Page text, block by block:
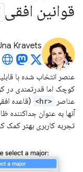
قوانین افقی
Kravets
عنصر انتخاب شده با
عناصر
<hr>
(قاعده
آنها به عنوان جداکننده
تجربه کاربری بهتر کمک